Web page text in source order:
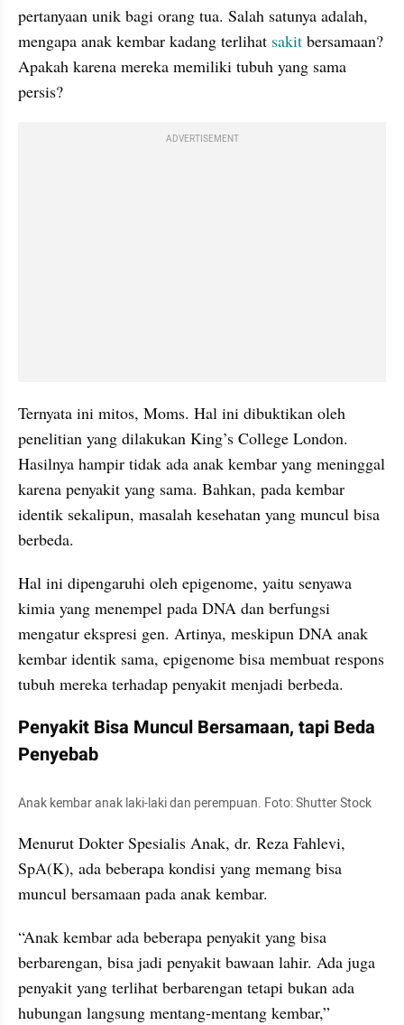
pertanyaan unik bagi orang tua. Salah satunya adalah,
mengapa anak kembar kadang terlihat sakit bersamaan?
Apakah karena mereka memiliki tubuh yang sama
persis?
ADVERTISEMENT
Ternyata ini mitos, Moms. Hal ini dibuktikan oleh
penelitian yang dilakukan King’s College London.
Hasilnya hampir tidak ada anak kembar yang meninggal
karena penyakit yang sama. Bahkan, pada kembar
identik sekalipun, masalah kesehatan yang muncul bisa
berbeda.
Hal ini dipengaruhi oleh epigenome, yaitu senyawa
kimia yang menempel pada DNA dan berfungsi
mengatur ekspresi gen. Artinya, meskipun DNA anak
kembar identik sama, epigenome bisa membuat respons
tubuh mereka terhadap penyakit menjadi berbeda.
Penyakit Bisa Muncul Bersamaan, tapi Beda
Penyebab
Anak kembar anak laki-laki dan perempuan. Foto: Shutter Stock
Menurut Dokter Spesialis Anak, dr. Reza Fahlevi,
SpA(K), ada beberapa kondisi yang memang bisa
muncul bersamaan pada anak kembar.
“Anak kembar ada beberapa penyakit yang bisa
berbarengan, bisa jadi penyakit bawaan lahir. Ada juga
penyakit yang terlihat berbarengan tetapi bukan ada
hubungan langsung mentang-mentang kembar,”